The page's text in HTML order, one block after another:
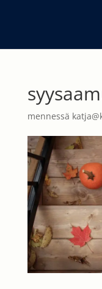
mennessä